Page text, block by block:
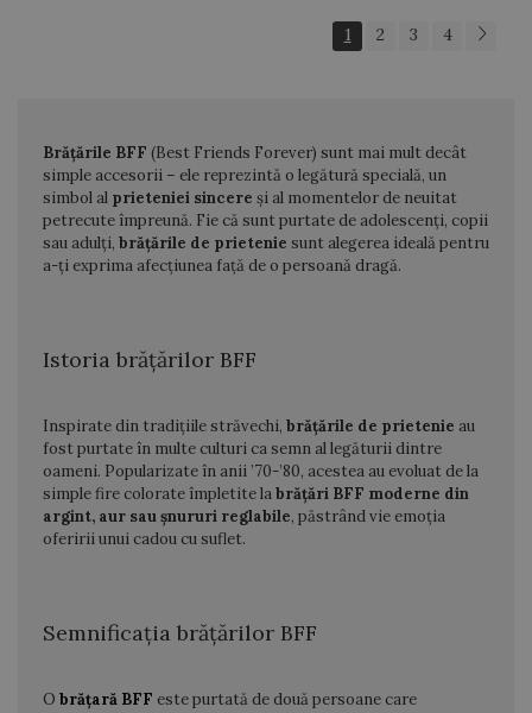
1 2 3 4
Brățările BFF (Best Friends Forever) sunt mai mult decât
simple accesorii – ele reprezintă o legătură specială, un
simbol al prieteniei sincere și al momentelor de neuitat
petrecute împreună. Fie că sunt purtate de adolescenți, copii
sau adulți, brățările de prietenie sunt alegerea ideală pentru
a-ți exprima afecțiunea față de o persoană dragă.
Istoria brățărilor BFF
Inspirate din tradițiile străvechi, brățările de prietenie au
fost purtate în multe culturi ca semn al legăturii dintre
oameni. Popularizate în anii ’70-’80, acestea au evoluat de la
simple fire colorate împletite labrățări BFF moderne din
argint, aur sau șnururi reglabile, păstrând vie emoția
oferirii unui cadou cu suflet.
Semnificația brățărilor BFF
O brățară BFF este purtată de două persoane care